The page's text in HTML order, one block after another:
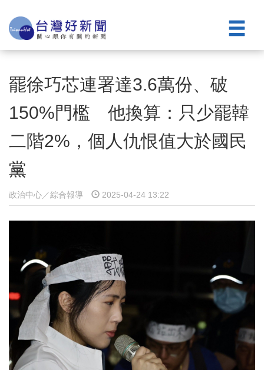
罷徐巧芯連署達3.6萬份、破
150%門檻 他換算：只少罷韓
二階2%，個人仇恨值大於國民
黨
政治中心／綜合報導 2025-04-24 13:22